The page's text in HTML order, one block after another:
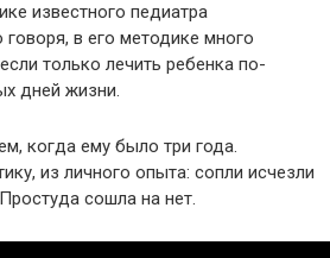
известного педиатра
в его методике много
только лечить ребенка по-
дней жизни.
когда ему было три года.
из личного опыта: сопли исчезли
сошла на нет.